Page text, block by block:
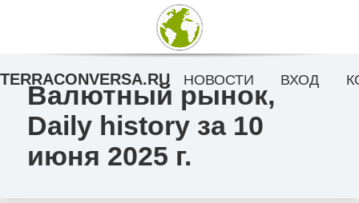
Валютный рынок,
Daily history за 10
июня 2025 г.
TERRACONVERSA.RU НОВОСТИ ВХОД